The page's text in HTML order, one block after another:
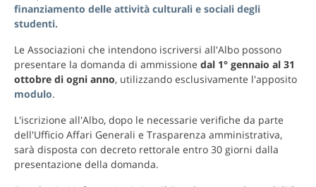
finanziamento delle attività culturali e sociali degli
studenti.
Le Associazioni che intendono iscriversi all'Albo possono
presentare la domanda di ammissione dal 1° gennaio al 31
ottobre di ogni anno, utilizzando esclusivamente l'apposito
modulo.
L'iscrizione all'Albo, dopo le necessarie verifiche da parte
dell'Ufficio Affari Generali e Trasparenza amministrativa,
sarà disposta con decreto rettorale entro 30 giorni dalla
presentazione della domanda.